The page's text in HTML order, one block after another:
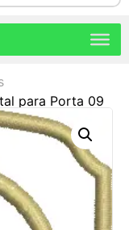
para Porta 09